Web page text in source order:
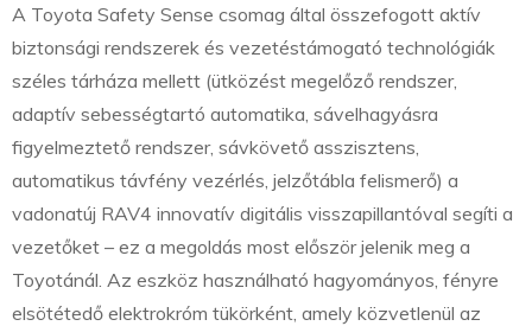
A Toyota Safety Sense csomag által összefogott aktív
biztonsági rendszerek és vezetéstámogató technológiák
széles tárháza mellett (ütközést megelőző rendszer,
adaptív sebességtartó automatika, sávelhagyásra
figyelmeztető rendszer, sávkövető asszisztens,
automatikus távfény vezérlés, jelzőtábla felismerő) a
vadonatúj RAV4 innovatív digitális visszapillantóval segíti a
vezetőket – ez a megoldás most először jelenik meg a
Toyotánál. Az eszköz használható hagyományos, fényre
elsötétedő elektrokróm tükörként, amely közvetlenül az